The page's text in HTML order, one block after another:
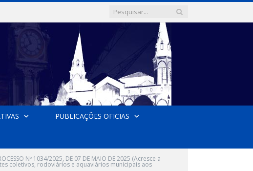
PUBLICAÇÕES OFICIAS
Nº 1034/2025, DE 07 DE MAIO DE 2025 (Acresce a
coletivos, rodoviários e aquaviários municipais aos